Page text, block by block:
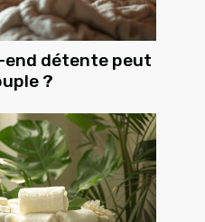
end détente peut
?